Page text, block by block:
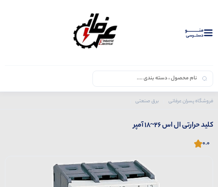
منــــــــــــو
دستــرسی
فروشگاه پسران عرفانی برق صنعتی
کلید حرارتی ال اس 26~18 آمپر
0.0